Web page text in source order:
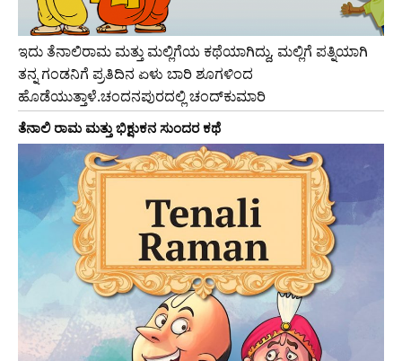
ಇದು ತೆನಾಲಿರಾಮ ಮತ್ತು ಮಲ್ಲಿಗೆಯ ಕಥೆಯಾಗಿದ್ದು, ಮಲ್ಲಿಗೆ ಪತ್ನಿಯಾಗಿ
ತನ್ನ ಗಂಡನಿಗೆ ಪ್ರತಿದಿನ ಏಳು ಬಾರಿ ಶೂಗಳಿಂದ
ಹೊಡೆಯುತ್ತಾಳೆ.ಚಂದನಪುರದಲ್ಲಿ ಚಂದ್‌ಕುಮಾರಿ
ತೆನಾಲಿ ರಾಮ ಮತ್ತು ಭಿಕ್ಷುಕನ ಸುಂದರ ಕಥೆ